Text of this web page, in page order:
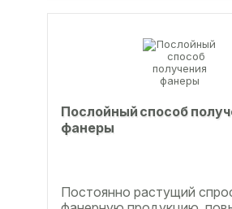
Послойный способ
фанеры
Постоянно растущий